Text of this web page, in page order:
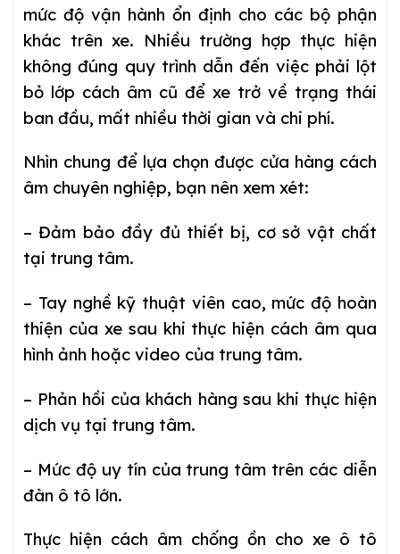
mức độ vận hành ổn định cho các bộ phận
khác trên xe. Nhiều trường hợp thực hiện
không đúng quy trình dẫn đến việc phải lột
bỏ lớp cách âm cũ để xe trở về trạng thái
ban đầu, mất nhiều thời gian và chi phí.
Nhìn chung để lựa chọn được cửa hàng cách
âm chuyên nghiệp, bạn nên xem xét:
– Đảm bảo đầy đủ thiết bị, cơ sở vật chất
tại trung tâm.
– Tay nghề kỹ thuật viên cao, mức độ hoàn
thiện của xe sau khi thực hiện cách âm qua
hình ảnh hoặc video của trung tâm.
– Phản hồi của khách hàng sau khi thực hiện
dịch vụ tại trung tâm.
– Mức độ uy tín của trung tâm trên các diễn
đàn ô tô lớn.
Thực hiện cách âm chống ồn cho xe ô tô